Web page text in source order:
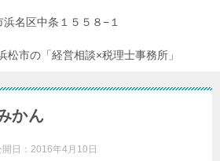
名区中条１５５８−１
松市の「経営相談×税理士事務所」
かん
日： 2016年4月10日